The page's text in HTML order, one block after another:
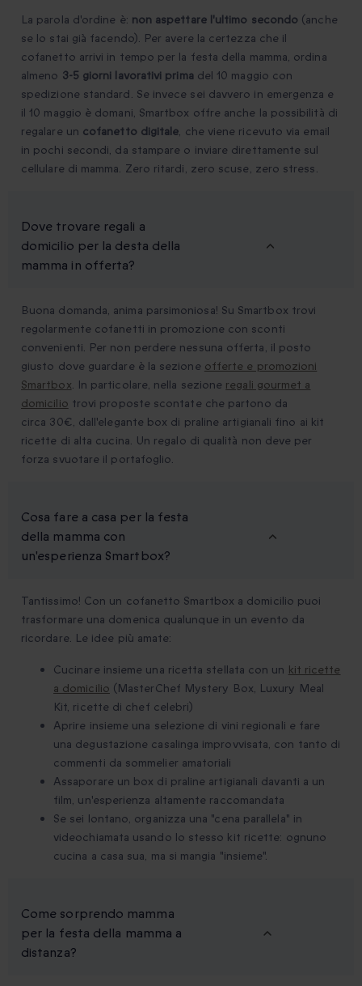
La parola d'ordine è: non aspettare l'ultimo secondo (anche
se lo stai già facendo). Per avere la certezza che il
cofanetto arrivi in tempo per la festa della mamma, ordina
almeno 3-5 giorni lavorativi primadel 10 maggio con
spedizione standard. Se invece sei davvero in emergenza e
il 10 maggio è domani, Smartbox offre anche la possibilità di
regalare un cofanetto digitale, che viene ricevuto via email
in pochi secondi, da stampare o inviare direttamente sul
cellulare di mamma. Zero ritardi, zero scuse, zero stress.
Dove trovare regali a
domicilio per la desta della
mamma in offerta?
Buona domanda, anima parsimoniosa! Su Smartbox trovi
regolarmente cofanetti in promozione con sconti
convenienti. Per non perdere nessuna offerta, il posto
giusto dove guardare è la sezione offerte e promozioni
Smartbox. In particolare, nella sezione regali gourmet a
domicilio trovi proposte scontate che partono da
circa 30€, dall'elegante box di praline artigianali fino ai kit
ricette di alta cucina. Un regalo di qualità non deve per
forza svuotare il portafoglio.
Cosa fare a casa per la festa
della mamma con
un'esperienza Smartbox?
Tantissimo! Con un cofanetto Smartbox a domicilio puoi
trasformare una domenica qualunque in un evento da
ricordare. Le idee più amate:
Cucinare insieme una ricetta stellata con un kit ricette
a domicilio (MasterChef Mystery Box, Luxury Meal
Kit, ricette di chef celebri)
Aprire insieme una selezione di vini regionali e fare
una degustazione casalinga improvvisata, con tanto di
commenti da sommelier amatoriali
Assaporare un box di praline artigianali davanti a un
film, un'esperienza altamente raccomandata
Se sei lontano, organizza una "cena parallela" in
videochiamata usando lo stesso kit ricette: ognuno
cucina a casa sua, ma si mangia "insieme".
Come sorprendo mamma
per la festa della mamma a
distanza?